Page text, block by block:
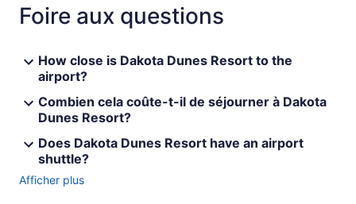
Foire aux questions
How close is Dakota Dunes Resort to the
airport?
Combien cela coûte-t-il de séjourner à Dakota
Dunes Resort?
Does Dakota Dunes Resort have an airport
shuttle?
Afficher plus